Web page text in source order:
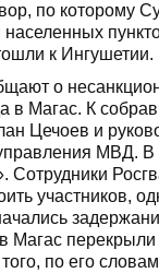
по которому
к Ингушетии.
о
в Магас. К
Цечоев и
МВД. В
Сотрудники
участников,
Магас
по его